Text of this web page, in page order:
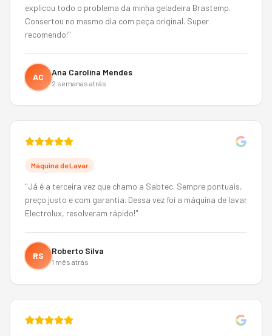
explicou todo o problema da minha geladeira Brastemp.
Consertou no mesmo dia com peça original. Super
recomendo!"
AC Ana Carolina Mendes
2 semanas atrás
Máquina de Lavar
"Já é a terceira vez que chamo a Sabtec. Sempre pontuais,
preço justo e com garantia. Dessa vez foi a máquina de lavar
Electrolux, resolveram rápido!"
RS Roberto Silva
1 mês atrás